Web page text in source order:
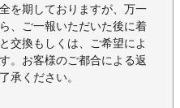
を期しておりますが、万一
、ご一報いただいた後に着
交換もしくは、ご希望によ
。お客様のご都合による返
承ください。